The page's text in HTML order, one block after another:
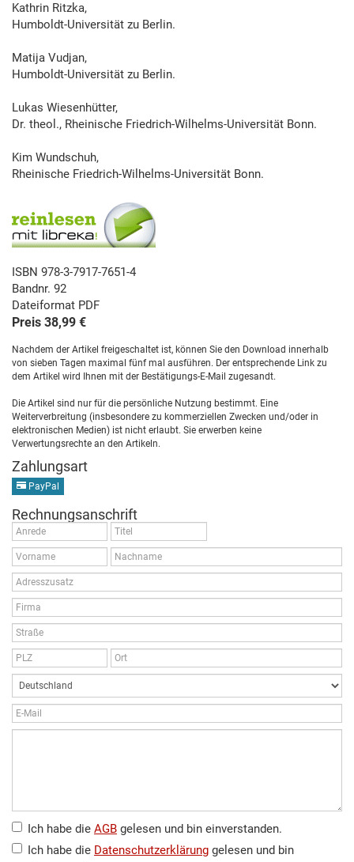
Kathrin Ritzka,
Humboldt-Universität zu Berlin.
Matija Vudjan,
Humboldt-Universität zu Berlin.
Lukas Wiesenhütter,
Dr. theol., Rheinische Friedrich-Wilhelms-Universität Bonn.
Kim Wundschuh,
Rheinische Friedrich-Wilhelms-Universität Bonn.
ISBN 978-3-7917-7651-4
Bandnr. 92
Dateiformat PDF
Preis 38,99 €
Nachdem der Artikel freigeschaltet ist, können Sie den Download innerhalb
von sieben Tagen maximal fünf mal ausführen. Der entsprechende Link zu
dem Artikel wird Ihnen mit der Bestätigungs-E-Mail zugesandt.
Die Artikel sind nur für die persönliche Nutzung bestimmt. Eine
Weiterverbreitung (insbesondere zu kommerziellen Zwecken und/oder in
elektronischen Medien) ist nicht erlaubt. Sie erwerben keine
Verwertungsrechte an den Artikeln.
Zahlungsart
PayPal
Rechnungsanschrift
Ich habe die AGB gelesen und bin einverstanden.
Ich habe die Datenschutzerklärung gelesen und bin